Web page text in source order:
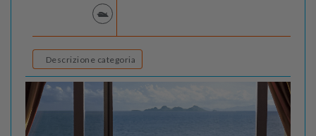
Descrizione categoria